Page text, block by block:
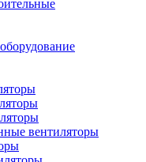
вентиляторы